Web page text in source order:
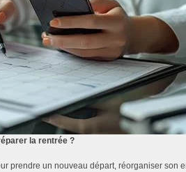
la rentrée ?
prendre un nouveau départ, réorganiser son